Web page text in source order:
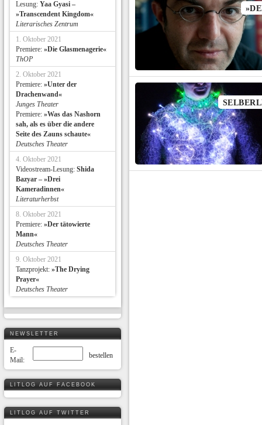
Lesung: Yaa Gyasi –
»Transcendent Kingdom«
Literarisches Zentrum
1. Oktober 2021
Premiere: »Die Glasmenagerie«
ThOP
2. Oktober 2021
Premiere: »Unter der
Drachenwand«
Junges Theater
Premiere: »Was das Nashorn
sah, als es über die andere
Seite des Zauns schaute«
Deutsches Theater
4. Oktober 2021
Videostream-Lesung: Shida
Bazyar – »Drei
Kameradinnen«
Literaturherbst
8. Oktober 2021
Premiere: »Der tätowierte
Mann«
Deutsches Theater
9. Oktober 2021
Tanzprojekt: »The Drying
Prayer«
Deutsches Theater
NEWSLETTER
E-
Mail:
LITLOG AUF FACEBOOK
LITLOG AUF TWITTER